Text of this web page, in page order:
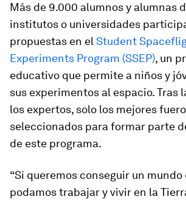
Más de 9.000 alumnos y alumnas
institutos o universidades
propuestas en el Student
Experiments Program (SSEP), un
educativo que permite a niños y
sus experimentos al espacio. Tras
los expertos, solo los mejores
seleccionados para formar parte
de este programa.
“Si queremos conseguir un mundo
podamos trabajar y vivir en la